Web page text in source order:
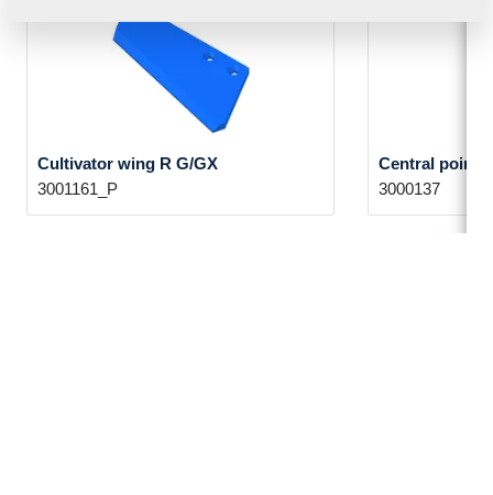
Cultivator wing R G/GX
3001161_P
Central point
3000137